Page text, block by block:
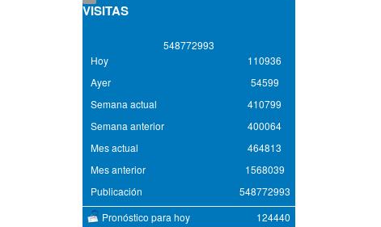
VISITAS
548772993
Hoy
Ayer
Semana actual
Semana anterior
Mes actual
Mes anterior
Publicación
110936
54599
410799
400064
464813
1568039
548772993
Pronóstico para hoy
124440